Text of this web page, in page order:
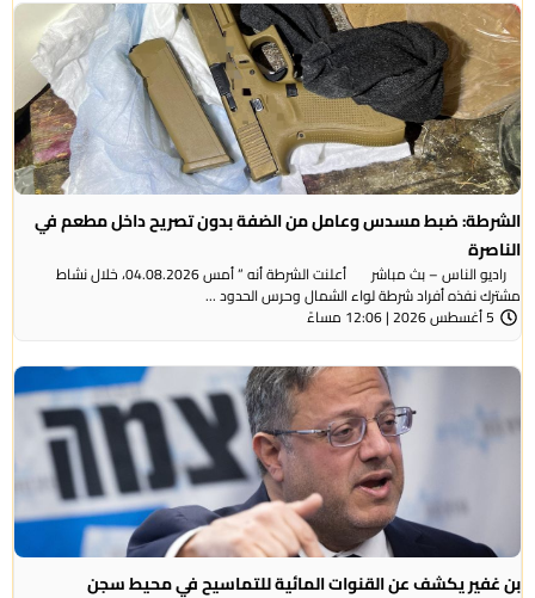
الشرطة: ضبط مسدس وعامل من الضفة بدون تصريح داخل مطعم في
الناصرة
راديو الناس – بث مباشر أعلنت الشرطة أنه ” أمس 04.08.2026، خلال نشاط
مشترك نفذه أفراد شرطة لواء الشمال وحرس الحدود ...
5 أغسطس 2026 | 12:06 مساءً
بن غفير يكشف عن القنوات المائية للتماسيح في محيط سجن